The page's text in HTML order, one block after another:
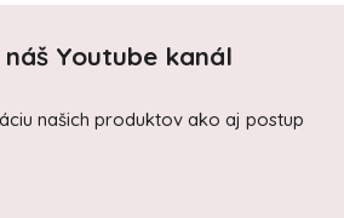
Youtube kanál
našich produktov ako aj postup